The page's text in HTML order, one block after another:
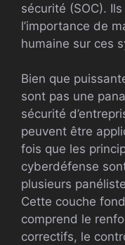
sécurité (SOC).
l’importance de
humaine sur ces
Bien que
sont pas une
sécurité
peuvent être
fois que les
cyberdéfense
plusieurs
Cette couche
comprend le
correctifs, le